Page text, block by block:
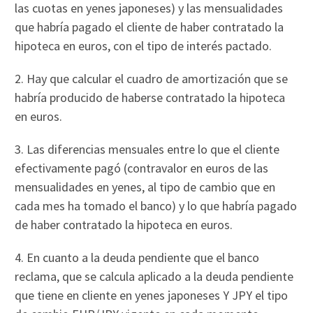
las cuotas en yenes japoneses) y las mensualidades
que habría pagado el cliente de haber contratado la
hipoteca en euros, con el tipo de interés pactado.
2. Hay que calcular el cuadro de amortización que se
habría producido de haberse contratado la hipoteca
en euros.
3. Las diferencias mensuales entre lo que el cliente
efectivamente pagó (contravalor en euros de las
mensualidades en yenes, al tipo de cambio que en
cada mes ha tomado el banco) y lo que habría pagado
de haber contratado la hipoteca en euros.
4. En cuanto a la deuda pendiente que el banco
reclama, que se calcula aplicado a la deuda pendiente
que tiene en cliente en yenes japoneses Y JPY el tipo